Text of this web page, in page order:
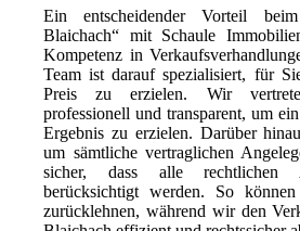
Ein entscheidender Vorteil
Blaichach“ mit Schaule
Kompetenz in
Team ist darauf spezialisiert, für
Preis zu erzielen. Wir
professionell und transparent, um
Ergebnis zu erzielen. Darüber
um sämtliche vertraglichen
sicher, dass alle rechtlichen
berücksichtigt werden. So
zurücklehnen, während wir den